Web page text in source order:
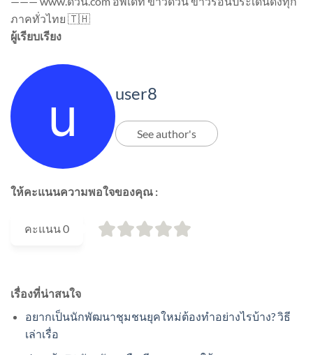
ภาคทั่วไทย 🇹🇭
ผู้เรียบเรียง
user8
See author's
ให้คะแนนความพอใจของคุณ :
คะแนน0
เรื่องที่น่าสนใจ
อยากเป็นนักพัฒนาชุมชนยุคใหม่ต้องทำอย่างไรบ้าง? วิธี
เล่าเรื่อ